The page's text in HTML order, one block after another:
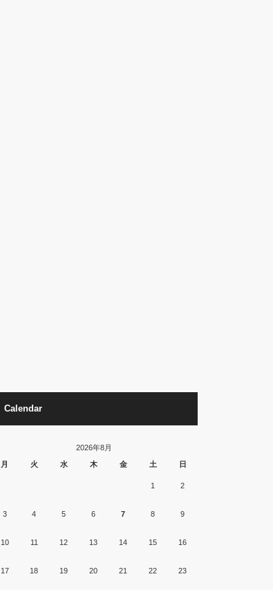
Calendar
2026年8月
月
火 水 木 金 土 日
1 2
3 4 5 6 7 8 9
10 11 12 13 14 15 16
17 18 19 20 21 22 23